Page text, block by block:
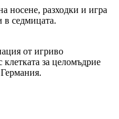
носене, разходки и игра
в седмицата.
от игриво
за целомъдрие